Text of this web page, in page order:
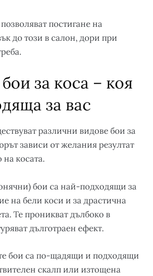
постигане на
до този в салон, дори при
за коса – коя
за вас
различни видове бои за
зависи от желания резултат
на косата.
бои са най-подходящи за
на бели коси и за драстична
Те проникват дълбоко в
дълготраен ефект.
бои са по-щадящи и подходящи
скалп или изтощена